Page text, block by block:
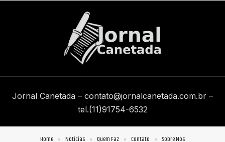
Jornal Canetada – contato@jornalcanetada.com.br –
tel.(11)91754-6532
Home Notícias Quem Faz Contato Sobre Nós